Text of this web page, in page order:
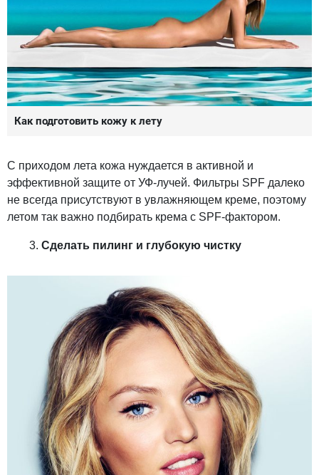
Как подготовить кожу к лету
С приходом лета кожа нуждается в активной и
эффективной защите от УФ-лучей. Фильтры SPF далеко
не всегда присутствуют в увлажняющем креме, поэтому
летом так важно подбирать крема с SPF-фактором.
Сделать пилинг и глубокую чистку